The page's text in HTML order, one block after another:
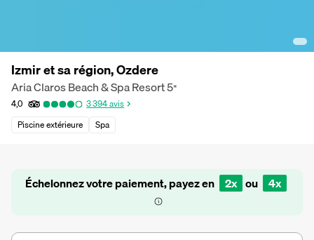
Izmir et sa région, Ozdere
Aria Claros Beach & Spa Resort5*
4,0 3 394avis
Piscine extérieure
Spa
Échelonnez votre paiement, payez en 2x ou 4x